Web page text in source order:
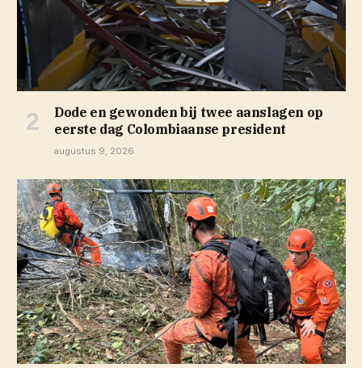
Dode en gewonden bij twee aanslagen op
eerste dag Colombiaanse president
augustus 9, 2026